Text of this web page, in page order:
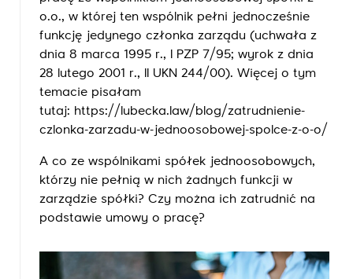
o.o., w której ten wspólnik pełni jednocześnie
funkcję jedynego członka zarządu (uchwała z
dnia 8 marca 1995 r., I PZP 7/95; wyrok z dnia
28 lutego 2001 r., II UKN 244/00). Więcej o tym
temacie pisałam
tutaj: https://lubecka.law/blog/zatrudnienie-
czlonka-zarzadu-w-jednoosobowej-spolce-z-o-o/
A co ze wspólnikami spółek jednoosobowych,
którzy nie pełnią w nich żadnych funkcji w
zarządzie spółki? Czy można ich zatrudnić na
podstawie umowy o pracę?